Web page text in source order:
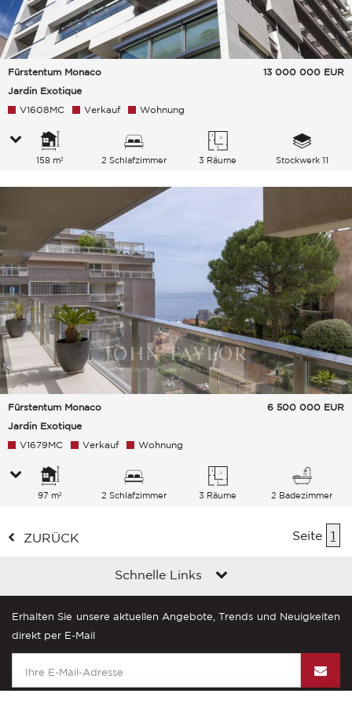
Fürstentum Monaco
Jardin Exotique
13 000 000 EUR
V1608MC Verkauf Wohnung
158 m² 2 Schlafzimmer 3 Räume Stockwerk 11
Fürstentum Monaco
Jardin Exotique
6 500 000 EUR
V1679MC Verkauf Wohnung
97 m² 2 Schlafzimmer 3 Räume 2 Badezimmer
ZURÜCK Seite 1
Schnelle Links
Erhalten Sie unsere aktuellen Angebote, Trends und Neuigkeiten
direkt per E-Mail